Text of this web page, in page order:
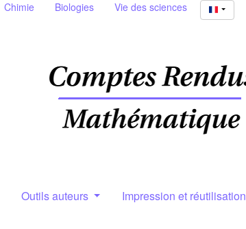
Chimie Biologies Vie des sciences
Outils auteurs Impression et réutilisation